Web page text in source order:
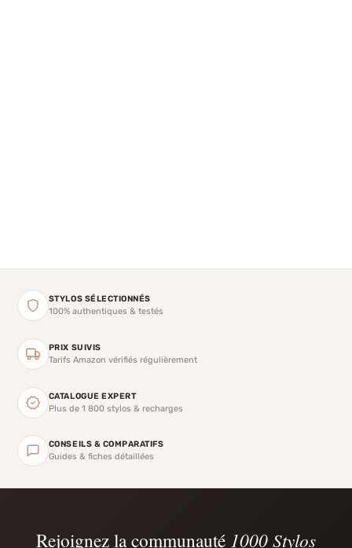
STYLOS SÉLECTIONNÉS
100% authentiques & testés
PRIX SUIVIS
Tarifs Amazon vérifiés régulièrement
CATALOGUE EXPERT
Plus de 1 800 stylos & recharges
CONSEILS & COMPARATIFS
Guides & fiches détaillées
Rejoignez la communauté 1000 Stylos